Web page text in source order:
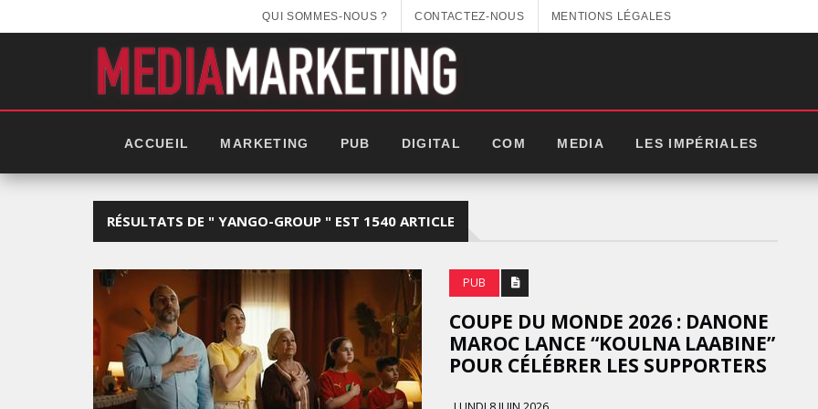
QUI SOMMES-NOUS ? CONTACTEZ-NOUS MENTIONS LÉGALES
ACCUEIL MARKETING PUB DIGITAL COM MEDIA LES IMPÉRIALES
RÉSULTATS DE " YANGO-GROUP " EST 1540 ARTICLE
PUB
COUPE DU MONDE 2026 : DANONE
MAROC LANCE “KOULNA LAABINE”
POUR CÉLÉBRER LES SUPPORTERS